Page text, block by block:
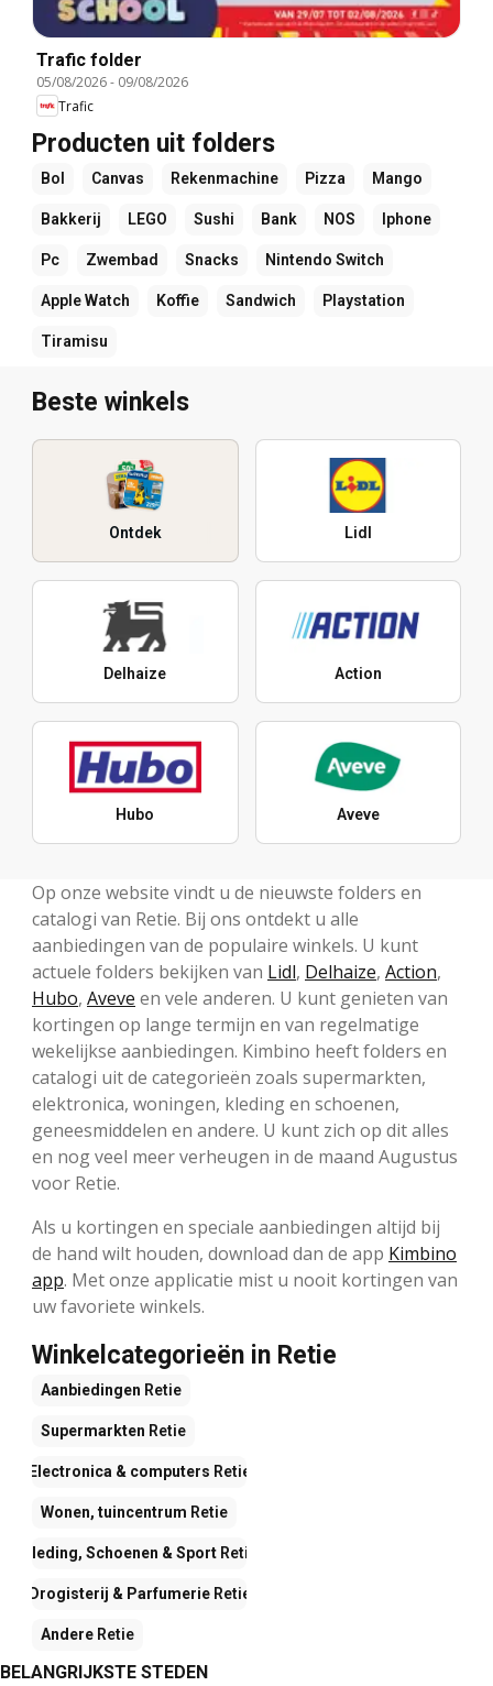
Trafic folder
05/08/2026- 09/08/2026
Trafic
Producten uit folders
Bol Canvas Rekenmachine Pizza Mango
Bakkerij LEGO Sushi Bank NOS Iphone
Pc Zwembad Snacks Nintendo Switch
Apple Watch Koffie Sandwich Playstation
Tiramisu
Beste winkels
Ontdek Lidl
Delhaize Action
Hubo Aveve
Op onze website vindt u de nieuwste folders en
catalogi van Retie. Bij ons ontdekt u alle
aanbiedingen van de populaire winkels. U kunt
actuele folders bekijken van Lidl, Delhaize, Action,
Hubo, Aveve en vele anderen. U kunt genieten van
kortingen op lange termijn en van regelmatige
wekelijkse aanbiedingen. Kimbino heeft folders en
catalogi uit de categorieën zoals supermarkten,
elektronica, woningen, kleding en schoenen,
geneesmiddelen en andere. U kunt zich op dit alles
en nog veel meer verheugen in de maand Augustus
voor Retie.
Als u kortingen en speciale aanbiedingen altijd bij
de hand wilt houden, download dan de app Kimbino
app. Met onze applicatie mist u nooit kortingen van
uw favoriete winkels.
Winkelcategorieën in Retie
Aanbiedingen Retie
Supermarkten Retie
Electronica & computers Retie
Wonen, tuincentrum Retie
Kleding, Schoenen & SportRetie
Drogisterij & ParfumerieRetie
Andere Retie
BELANGRIJKSTE STEDEN